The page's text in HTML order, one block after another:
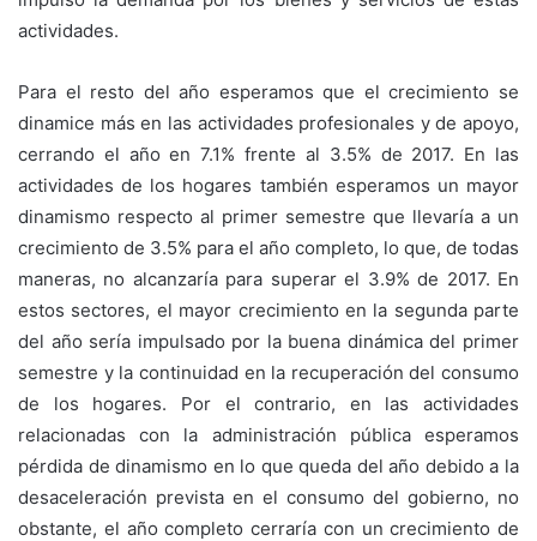
actividades.
Para el resto del año esperamos que el crecimiento se
dinamice más en las actividades profesionales y de apoyo,
cerrando el año en 7.1% frente al 3.5% de 2017. En las
actividades de los hogares también esperamos un mayor
dinamismo respecto al primer semestre que llevaría a un
crecimiento de 3.5% para el año completo, lo que, de todas
maneras, no alcanzaría para superar el 3.9% de 2017. En
estos sectores, el mayor crecimiento en la segunda parte
del año sería impulsado por la buena dinámica del primer
semestre y la continuidad en la recuperación del consumo
de los hogares. Por el contrario, en las actividades
relacionadas con la administración pública esperamos
pérdida de dinamismo en lo que queda del año debido a la
desaceleración prevista en el consumo del gobierno, no
obstante, el año completo cerraría con un crecimiento de